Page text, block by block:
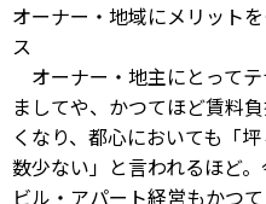
オーナー・地域にメリット
ス
オーナー・地主にとってテ
ましてや、かつてほど賃料
くなり、都心においても「
数少ない」と言われるほど
ビル・アパート経営もかつ